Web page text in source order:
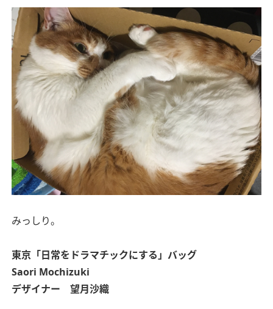
みっしり。
東京 「日常をドラマチックにする」バッグ
Saori Mochizuki
デザイナー 望月沙織